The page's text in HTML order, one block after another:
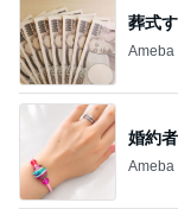
葬式
Ameba
婚約
Ameba